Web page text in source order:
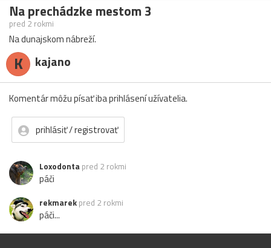
Na prechádzke mestom 3
pred 2 rokmi
Na dunajskom nábreží.
K kajano
Komentár môžu písať iba prihlásení užívatelia.
prihlásiť / registrovať
Loxodonta pred 2 rokmi
páči
rekmarek pred 2 rokmi
páči...